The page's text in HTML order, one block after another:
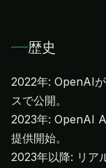
歴史
2022年: OpenAI
スで公開。
2023年: OpenAI
提供開始。
2023年以降: リア